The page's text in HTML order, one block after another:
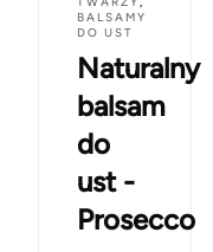
BALSAMY
DO UST
Naturalny
balsam
do
ust -
Prosecco